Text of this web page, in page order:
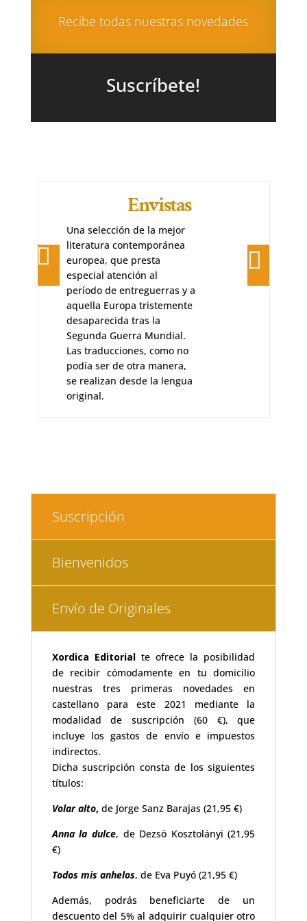
Recibe todas nuestras novedades
Suscríbete!
Carrachinas
Abierta en 1994, es la
colección de ficción de
Xordica: novela, relato y
dietarios tienen cabida en
Carrachinas. Sherman
Alexie, Bernardo Atxaga,
Xuan Bello, Cristina
Grande, Ismael Grasa,
Aloma Rodríguez, José Luís
Peixoto o Gonçalo M.
Tavares son algunos de los
autores aquí presentes.
Suscripción
Bienvenidos
Envío de Originales
Xordica Editorialte ofrece la posibilidad
de recibir cómodamente en tu domicilio
nuestras tres primeras novedades en
castellano para este 2021 mediante la
modalidad de suscripción (60 €), que
incluye los gastos de envío e impuestos
indirectos.
Dicha suscripción consta de los siguientes
títulos:
Volar alto, de Jorge Sanz Barajas (21,95 €)
Anna la dulce, de Dezsö Kosztolányi (21,95
€)
Todos mis anhelos, de Eva Puyó (21,95 €)
Además, podrás beneficiarte de un
descuento del 5% al adquirir cualquier otro